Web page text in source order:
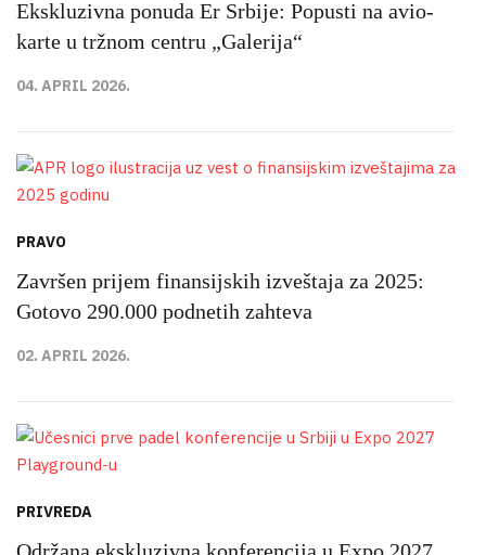
Ekskluzivna ponuda Er Srbije: Popusti na avio-
karte u tržnom centru „Galerija“
04. APRIL 2026.
PRAVO
Završen prijem finansijskih izveštaja za 2025:
Gotovo 290.000 podnetih zahteva
02. APRIL 2026.
PRIVREDA